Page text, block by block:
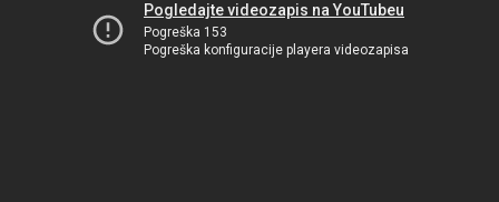
Pogledajte videozapis na YouTubeu
Pogreška 153
Pogreška konfiguracije playera videozapisa